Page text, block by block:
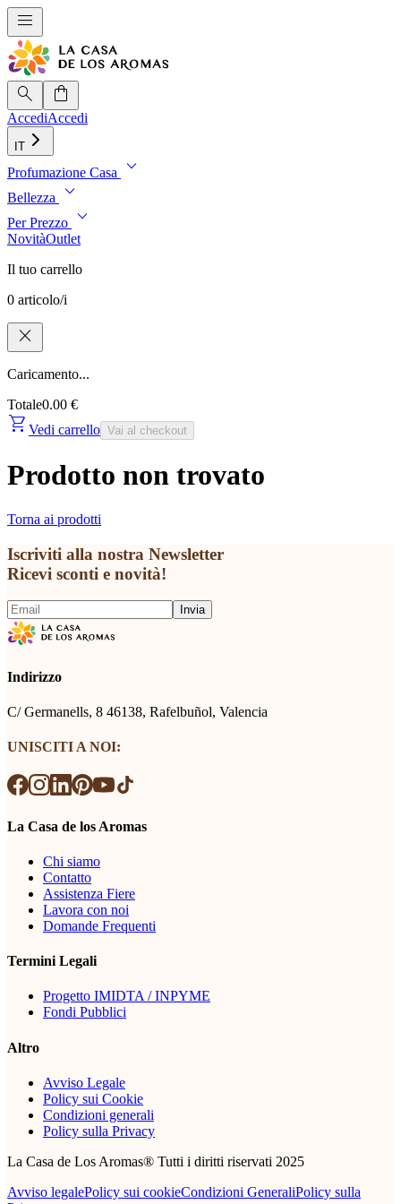
menu
search shopping_bag
AccediAccedi
IT
Profumazione Casa expand_more
Bellezza expand_more
Per Prezzo expand_more
NovitàOutlet
Il tuo carrello
0 articolo/i
close
Caricamento...
Totale0.00 €
shopping_cart Vedi carrello Vai al checkout
Prodotto non trovato
Torna ai prodotti
Iscriviti alla nostra Newsletter
Ricevi sconti e novità!
Invia
Indirizzo
C/ Germanells, 8 46138, Rafelbuñol, Valencia
UNISCITI A NOI:
La Casa de los Aromas
Chi siamo
Contatto
Assistenza Fiere
Lavora con noi
Domande Frequenti
Termini Legali
Progetto IMIDTA / INPYME
Fondi Pubblici
Altro
Avviso Legale
Policy sui Cookie
Condizioni generali
Policy sulla Privacy
La Casa de Los Aromas® Tutti i diritti riservati 2025
Avviso legalePolicy sui cookieCondizioni GeneraliPolicy sulla